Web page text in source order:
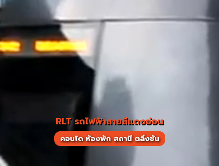
RLT รถไฟฟ้าสายสีแดงอ่อน
คอนโด ห้องพัก สถานี ตลิ่งชัน